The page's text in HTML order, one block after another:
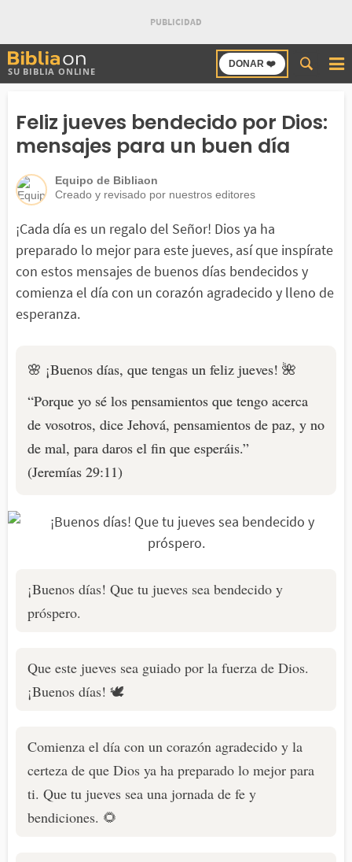
SU BIBLIA ONLINE
DONAR ❤️
Buscar
en
Feliz jueves bendecido por Dios:
mensajes para un buen día
Equipo de Bibliaon
Creado y revisado por nuestros editores
¡Cada día es un regalo del Señor! Dios ya ha
preparado lo mejor para este jueves, así que inspírate
con estos mensajes de buenos días bendecidos y
comienza el día con un corazón agradecido y lleno de
esperanza.
🌸 ¡Buenos días, que tengas un feliz jueves! 🌺
“Porque yo sé los pensamientos que tengo acerca
de vosotros, dice Jehová, pensamientos de paz, y no
de mal, para daros el fin que esperáis.”
(Jeremías 29:11)
¡Buenos días! Que tu jueves sea bendecido y
próspero.
Que este jueves sea guiado por la fuerza de Dios.
¡Buenos días! 🕊️
Comienza el día con un corazón agradecido y la
certeza de que Dios ya ha preparado lo mejor para
ti. Que tu jueves sea una jornada de fe y
bendiciones. 🌻